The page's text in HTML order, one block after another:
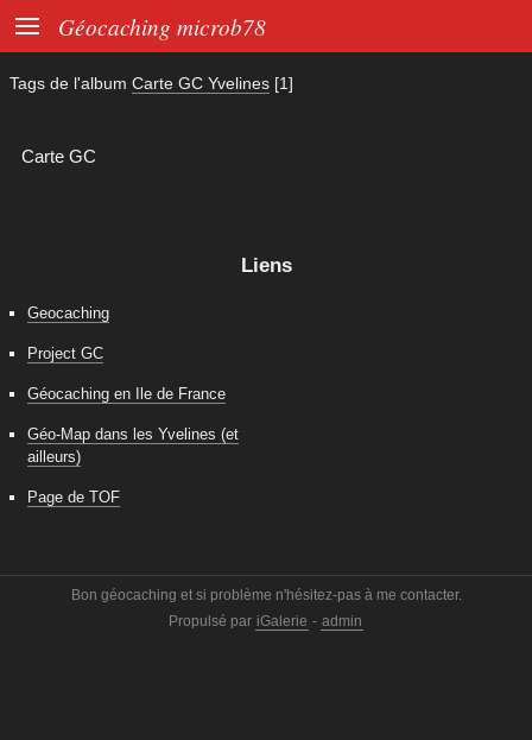
 Géocaching microb78
Tags de l'album Carte GC Yvelines [1]
Carte GC
Liens
Geocaching
Project GC
Géocaching en Ile de France
Géo-Map dans les Yvelines (et
ailleurs)
Page de TOF
Bon géocaching et si problème n'hésitez-pas à me contacter.
Propulsé par iGalerie - admin